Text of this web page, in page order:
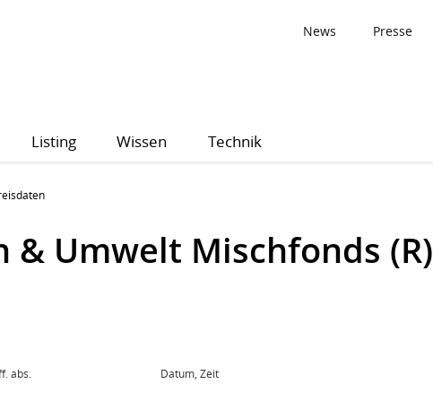
News Presse
Listing Wissen Technik
& Umwelt Mischfonds (R)
abs. Datum, Zeit